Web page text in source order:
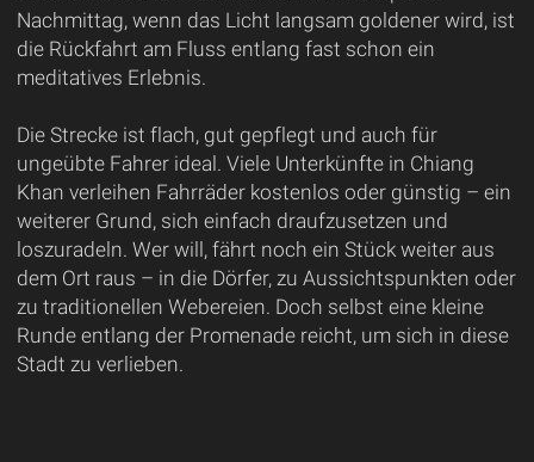
Nachmittag, wenn das Licht langsam goldener wird, ist
die Rückfahrt am Fluss entlang fast schon ein
meditatives Erlebnis.
Die Strecke ist flach, gut gepflegt und auch für
ungeübte Fahrer ideal. Viele Unterkünfte in Chiang
Khan verleihen Fahrräder kostenlos oder günstig – ein
weiterer Grund, sich einfach draufzusetzen und
loszuradeln. Wer will, fährt noch ein Stück weiter aus
dem Ort raus – in die Dörfer, zu Aussichtspunkten oder
zu traditionellen Webereien. Doch selbst eine kleine
Runde entlang der Promenade reicht, um sich in diese
Stadt zu verlieben.